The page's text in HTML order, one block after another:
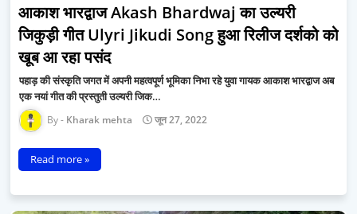
आकाश भारद्वाज Akash Bhardwaj का उल्यरी
जिकुड़ी गीत Ulyri Jikudi Song हुआ रिलीज दर्शको को
खूब आ रहा पसंद
पहाड़ की संस्कृति जगत में अपनी महत्वपूर्ण भूमिका निभा रहे युवा गायक आकाश भारद्वाज अब
एक नयां गीत की प्रस्तुती उल्यरी जिक…
Kharak mehta जून 27, 2022
Read more »